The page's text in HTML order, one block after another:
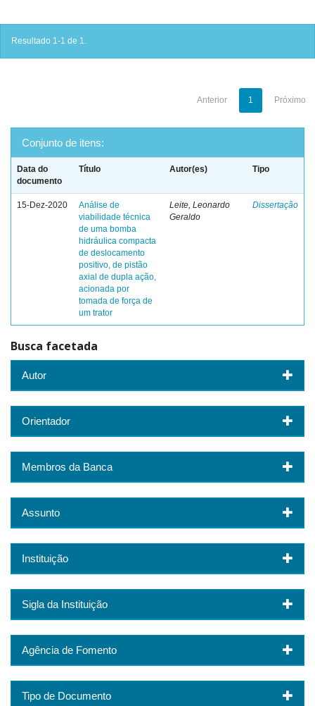
Resultado 1-1 de 1.
Anterior 1 Próximo
Conjunto de itens:
Data do
documento
Título Autor(es) Tipo
15-Dez-2020
Análise de
viabilidade técnica
de uma bomba
hidráulica compacta
de deslocamento
positivo, de pistão
axial de dupla ação,
acionada por
tomada de força de
um trator
Leite, Leonardo
Geraldo
Dissertação
Busca facetada
Autor
Orientador
Membros da Banca
Assunto
Instituição
Sigla da Instituição
Agência de Fomento
Tipo de Documento